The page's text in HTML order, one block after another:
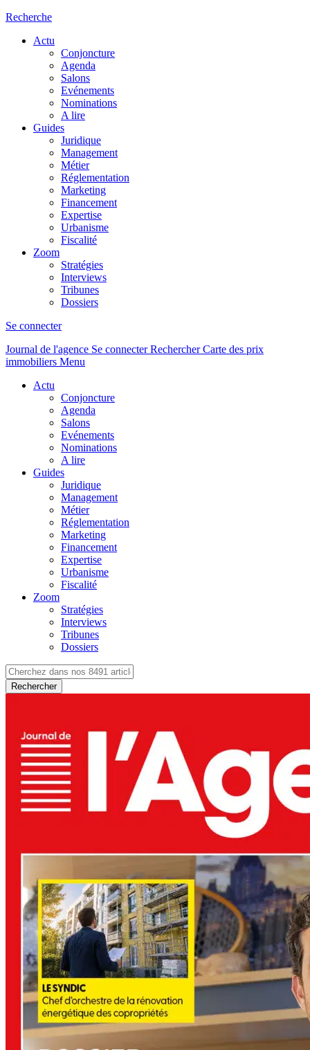
Recherche
Actu
Conjoncture
Agenda
Salons
Evénements
Nominations
A lire
Guides
Juridique
Management
Métier
Réglementation
Marketing
Financement
Expertise
Urbanisme
Fiscalité
Zoom
Stratégies
Interviews
Tribunes
Dossiers
Se connecter
Journal de l'agence Se connecterRechercher Carte des prix
immobiliers Menu
Actu
Conjoncture
Agenda
Salons
Evénements
Nominations
A lire
Guides
Juridique
Management
Métier
Réglementation
Marketing
Financement
Expertise
Urbanisme
Fiscalité
Zoom
Stratégies
Interviews
Tribunes
Dossiers
Rechercher